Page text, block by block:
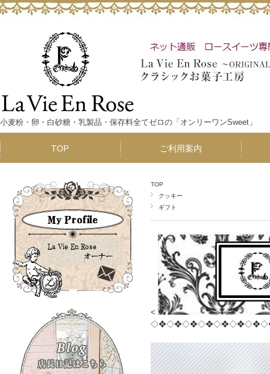
小麦粉・卵・白砂糖・乳製品・保存料全てゼロの「オンリーワンSweet」
TOP ご利用案内
TOP
クッキー
ギフト
<